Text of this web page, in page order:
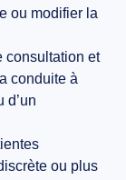
ou modifier la
consultation et
conduite à
d’un
ou plus